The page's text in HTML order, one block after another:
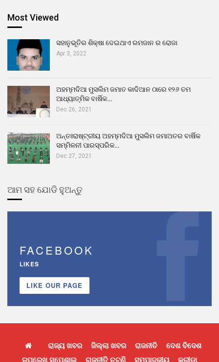
Most Viewed
ସହାନୁଭୂତିର ଶିକ୍ଷା ଦେଇଥାଏ ରମଜାନ ର ରୋଜା
Apr 3, 2022
ଅହମ୍ମଦିଆ ମୁସଲିମ ଜମାତ କାଦିଆନ ଠାରେ ୧୨୬ ତମ
ଆଧ୍ୟାତ୍ମିକ ବାର୍ଷିକ…
Dec 26, 2021
ଅନ୍ତଃରାଷ୍ଟ୍ରୀୟ ଅହମ୍ମଦିଆ ମୁସଲିମ ଜମାଅତର ବାର୍ଷିକ
ସମ୍ମିଳନୀ ପାରସ୍ପରିକ…
Dec 27, 2021
ଆମ ସହ ଯୋଡି ହୁଅନ୍ତୁ
FACEBOOK
LIKES
LIKE OUR PAGE
ରାଜ୍ୟ ଖବର ଜିଲ୍ଲା ଖବର ରାଜନୀତି
ଦେଶ ବିଦେଶ
ରୂପରେଖ ସ୍ପେଶାଲ
ରାଜନୀତି ଚଟଣି ସମ୍ପାଦକୀୟ କ୍ରୀଡା